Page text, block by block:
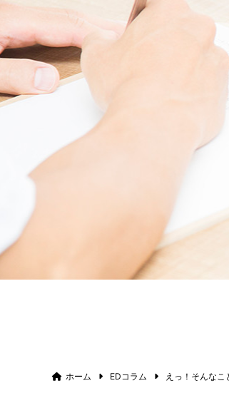
ホーム EDコラム えっ！そんな